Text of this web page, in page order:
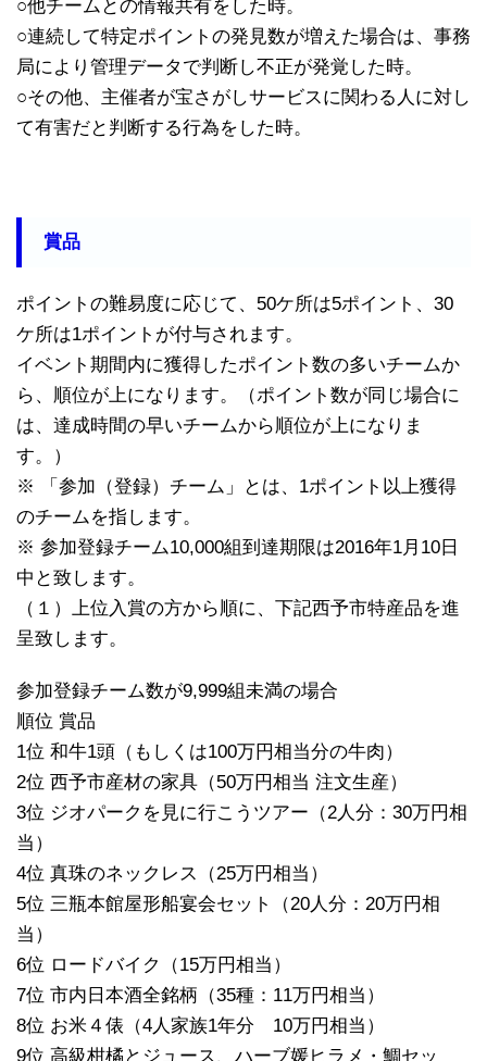
○他チームとの情報共有をした時。
○連続して特定ポイントの発見数が増えた場合は、事務
局により管理データで判断し不正が発覚した時。
○その他、主催者が宝さがしサービスに関わる人に対し
て有害だと判断する行為をした時。
賞品
ポイントの難易度に応じて、50ケ所は5ポイント、30
ケ所は1ポイントが付与されます。
イベント期間内に獲得したポイント数の多いチームか
ら、順位が上になります。（ポイント数が同じ場合に
は、達成時間の早いチームから順位が上になりま
す。）
※ 「参加（登録）チーム」とは、1ポイント以上獲得
のチームを指します。
※ 参加登録チーム10,000組到達期限は2016年1月10日
中と致します。
（１）上位入賞の方から順に、下記西予市特産品を進
呈致します。
参加登録チーム数が9,999組未満の場合
順位 賞品
1位 和牛1頭（もしくは100万円相当分の牛肉）
2位 西予市産材の家具（50万円相当 注文生産）
3位 ジオパークを見に行こうツアー（2人分：30万円相
当）
4位 真珠のネックレス（25万円相当）
5位 三瓶本館屋形船宴会セット（20人分：20万円相
当）
6位 ロードバイク（15万円相当）
7位 市内日本酒全銘柄（35種：11万円相当）
8位 お米４俵（4人家族1年分 10万円相当）
9位 高級柑橘とジュース、ハーブ媛ヒラメ・鯛セッ